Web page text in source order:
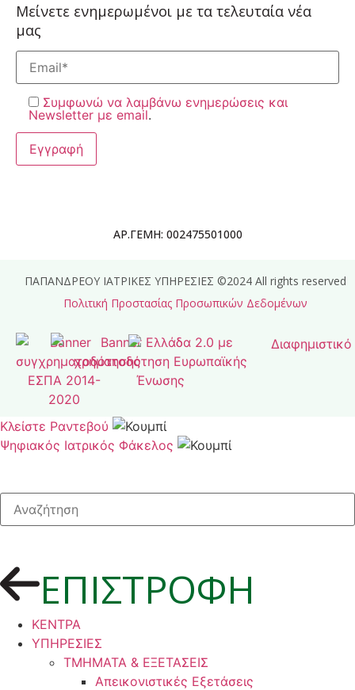
Μείνετε ενημερωμένοι με τα τελευταία νέα
μας
Συμφωνώ να λαμβάνω ενημερώσεις και
Newsletter με email.
ΑΡ.ΓΕΜΗ: 002475501000
ΠΑΠΑΝΔΡΕΟΥ ΙΑΤΡΙΚΕΣ ΥΠΗΡΕΣΙΕΣ ©2024 All rights reserved
Πολιτική Προστασίας Προσωπικών Δεδομένων
Κλείστε Ραντεβού
Ψηφιακός Ιατρικός Φάκελος
ΕΠΙΣΤΡΟΦΗ
ΚΕΝΤΡΑ
ΥΠΗΡΕΣΙΕΣ
ΤΜΗΜΑΤΑ & ΕΞΕΤΑΣΕΙΣ
Απεικονιστικές Εξετάσεις